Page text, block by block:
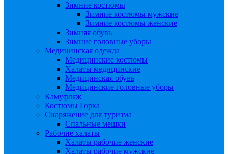
Зимние костюмы
Зимние костюмы мужские
Зимние костюмы женские
Зимняя обувь
Зимние головные уборы
Медицинская одежда
Медицинские костюмы
Халаты медицинские
Медицинская обувь
Медицинские головные уборы
Камуфляж
Костюмы Горка
Снаряжение для туризма
Спальные мешки
Рабочие халаты
Халаты рабочие женские
Халаты рабочие мужские